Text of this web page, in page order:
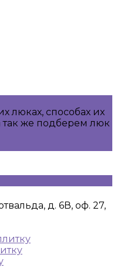
люках, способах их
так же подберем люк
д. 6В, оф. 27,